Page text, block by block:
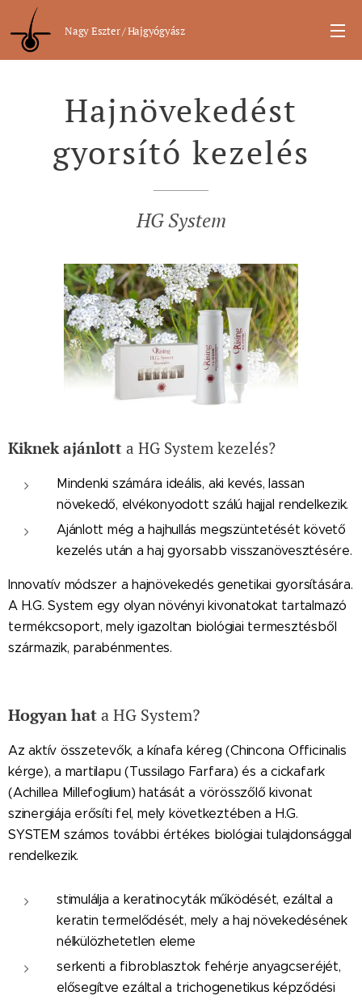
Nagy Eszter / Hajgyógyász
Hajnövekedést
gyorsító kezelés
HG System
Kiknek ajánlott a HG System kezelés?
Mindenki számára ideális, aki kevés, lassan
növekedő, elvékonyodott szálú hajjal rendelkezik.
Ajánlott még a hajhullás megszüntetését követő
kezelés után a haj gyorsabb visszanövesztésére.
Innovatív módszer a hajnövekedés genetikai gyorsítására.
A H.G. System egy olyan növényi kivonatokat tartalmazó
termékcsoport, mely igazoltan biológiai termesztésből
származik, parabénmentes.
Hogyan hata HG System?
Az aktív összetevők, a kínafa kéreg (Chincona Officinalis
kérge), a martilapu (Tussilago Farfara) és a cickafark
(Achillea Millefoglium) hatását a vörösszőlő kivonat
szinergiája erősíti fel, mely következtében a H.G.
SYSTEM számos további értékes biológiai tulajdonsággal
rendelkezik.
stimulálja a keratinocyták működését, ezáltal a
keratin termelődését, mely a haj növekedésének
nélkülözhetetlen eleme
serkenti a fibroblasztok fehérje anyagcseréjét,
elősegítve ezáltal a trichogenetikus képződési